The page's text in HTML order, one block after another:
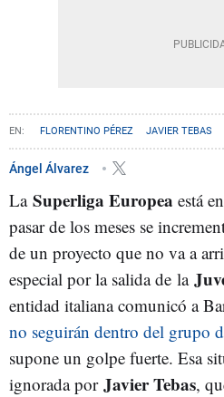
FLORENTINO PÉREZ JAVIER TEBAS
Ángel Álvarez
La Superliga Europea está
pasar de los meses se
de un proyecto que no va a
especial por la salida de la
entidad italiana comunicó a
no seguirán dentro del grupo
supone un golpe fuerte. Esa
ignorada por Javier Tebas,